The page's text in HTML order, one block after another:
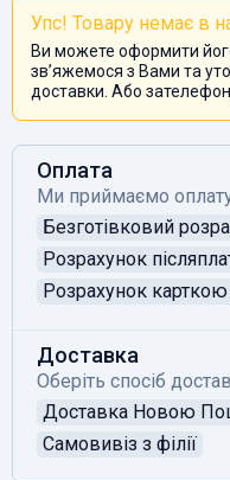
Упс! Товару немає в
Ви можете оформити
звʼяжемося з Вами та
доставки. Або
Оплата
Ми приймаємо
Безготівковий
Розрахунок
Розрахунок карткою
Доставка
Оберіть спосіб
Доставка Новою
Самовивіз з філії